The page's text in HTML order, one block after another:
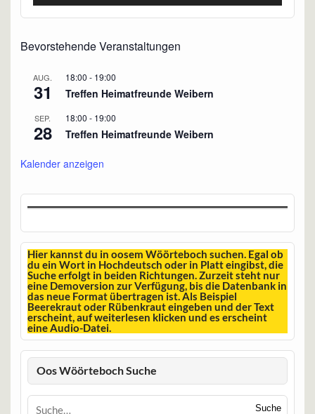
Bevorstehende Veranstaltungen
AUG.
31
18:00 - 19:00
Treffen Heimatfreunde Weibern
SEP.
28
18:00 - 19:00
Treffen Heimatfreunde Weibern
Kalender anzeigen
Hier kannst du in oosem Wöörteboch suchen. Egal ob
du ein Wort in Hochdeutsch oder in Platt eingibst, die
Suche erfolgt in beiden Richtungen. Zurzeit steht nur
eine Demoversion zur Verfügung, bis die Datenbank in
das neue Format übertragen ist. Als Beispiel
Beerekraut oder Rübenkraut eingeben und der Text
erscheint, auf weiterlesen klicken und es erscheint
eine Audio-Datei.
Oos Wöörteboch Suche
Suche